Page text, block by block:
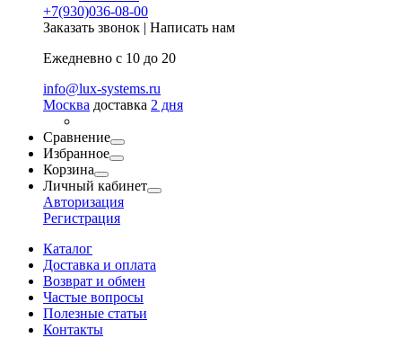
+7(930)036-08-00
Заказать звонок | Написать нам
Ежедневно с 10 до 20
info@lux-systems.ru
Москва доставка 2 дня
Сравнение
Избранное
Корзина
Личный кабинет
Авторизация
Регистрация
Каталог
Доставка и оплата
Возврат и обмен
Частые вопросы
Полезные статьи
Контакты